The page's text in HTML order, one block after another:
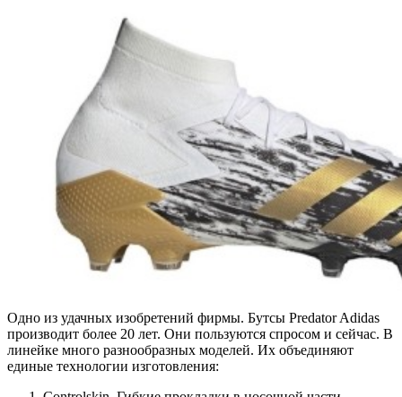
Одно из удачных изобретений фирмы. Бутсы Predator Adidas
производит более 20 лет. Они пользуются спросом и сейчас. В
линейке много разнообразных моделей. Их объединяют
единые технологии изготовления: